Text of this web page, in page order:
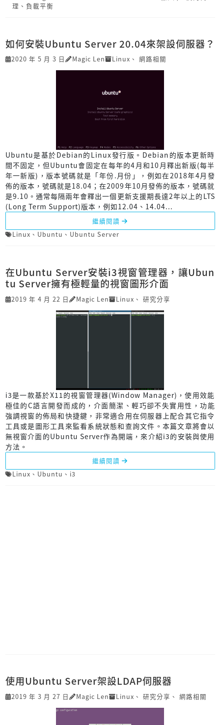
理 、 負載平衡
如何安裝Ubuntu Server 20.04來架設伺服器？
2020 年 5 月 3 日 Magic Len Linux 、 網路相關
Ubuntu是基於Debian的Linux發行版。Debian的版本更新時
間不固定，但Ubuntu會固定在每年的4月和10月釋出新版(每半
年一新版)，版本號碼就是「年份.月份」，例如在2018年4月發
佈的版本，號碼就是18.04；在2009年10月發佈的版本，號碼就
是9.10。通常每隔兩年會釋出一個更新支援期長達2年以上的LTS
(Long Term Support)版本，例如12.04、14.04...
繼續閱讀
Linux 、 Ubuntu 、 Ubuntu Server
在Ubuntu Server安裝i3視窗管理器，讓Ubun
tu Server擁有極輕量的視窗圖形介面
2019 年 4 月 22 日 Magic Len Linux 、 研究分享
i3是一款基於X11的視窗管理器(Window Manager)，使用效能
極佳的C語言開發而成的，介面簡潔、輕巧卻不失實用性，功能
強調視窗的佈局和快捷鍵，非常適合用在伺服器上配合其它指令
工具或是圖形工具來監看系統狀態和查詢文件。本篇文章將會以
無視窗介面的Ubuntu Server作為開端，來介紹i3的安裝與使用
方法。
繼續閱讀
Linux 、 Ubuntu 、 i3
使用Ubuntu Server架設LDAP伺服器
2019 年 3 月 27 日 Magic Len Linux 、 研究分享 、 網路相關